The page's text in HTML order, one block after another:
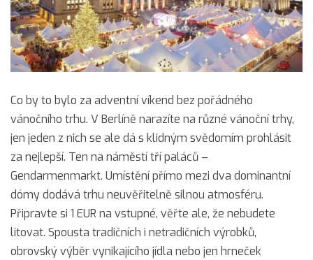
Co by to bylo za adventní víkend bez pořádného
vánočního trhu. V Berlíně narazíte na různé vánoční trhy,
jen jeden z nich se ale dá s klidným svědomím prohlásit
za nejlepší. Ten na náměstí tří paláců –
Gendarmenmarkt. Umístění přímo mezi dva dominantní
dómy dodává trhu neuvěřitelně silnou atmosféru.
Připravte si 1 EUR na vstupné, věřte ale, že nebudete
litovat. Spousta tradičních i netradičních výrobků,
obrovský výběr vynikajícího jídla nebo jen hrneček